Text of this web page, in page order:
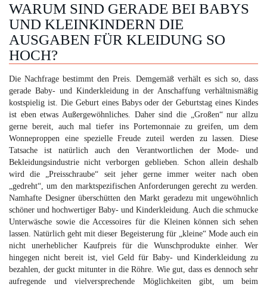
WARUM SIND GERADE BEI BABYS
UND KLEINKINDERN DIE
AUSGABEN FÜR KLEIDUNG SO
HOCH?
Die Nachfrage bestimmt den Preis. Demgemäß verhält es sich so, dass
gerade Baby- und Kinderkleidung in der Anschaffung verhältnismäßig
kostspielig ist. Die Geburt eines Babys oder der Geburtstag eines Kindes
ist eben etwas Außergewöhnliches. Daher sind die „Großen“ nur allzu
gerne bereit, auch mal tiefer ins Portemonnaie zu greifen, um dem
Wonneproppen eine spezielle Freude zuteil werden zu lassen. Diese
Tatsache ist natürlich auch den Verantwortlichen der Mode- und
Bekleidungsindustrie nicht verborgen geblieben. Schon allein deshalb
wird die „Preisschraube“ seit jeher gerne immer weiter nach oben
„gedreht“, um den marktspezifischen Anforderungen gerecht zu werden.
Namhafte Designer überschütten den Markt geradezu mit ungewöhnlich
schöner und hochwertiger Baby- und Kinderkleidung. Auch die schmucke
Unterwäsche sowie die Accessoires für die Kleinen können sich sehen
lassen. Natürlich geht mit dieser Begeisterung für „kleine“ Mode auch ein
nicht unerheblicher Kaufpreis für die Wunschprodukte einher. Wer
hingegen nicht bereit ist, viel Geld für Baby- und Kinderkleidung zu
bezahlen, der guckt mitunter in die Röhre. Wie gut, dass es dennoch sehr
aufregende und vielversprechende Möglichkeiten gibt, um beim